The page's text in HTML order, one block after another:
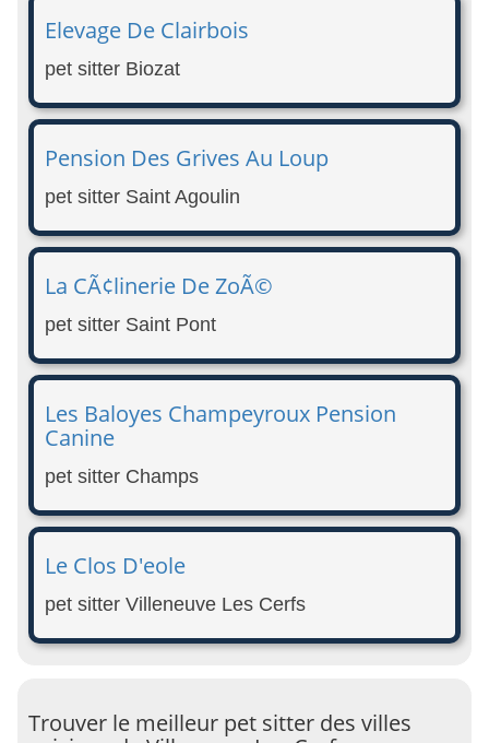
Elevage De Clairbois
pet sitter Biozat
Pension Des Grives Au Loup
pet sitter Saint Agoulin
La CÃ¢linerie De ZoÃ©
pet sitter Saint Pont
Les Baloyes Champeyroux Pension
Canine
pet sitter Champs
Le Clos D'eole
pet sitter Villeneuve Les Cerfs
Trouver le meilleur pet sitter des villes